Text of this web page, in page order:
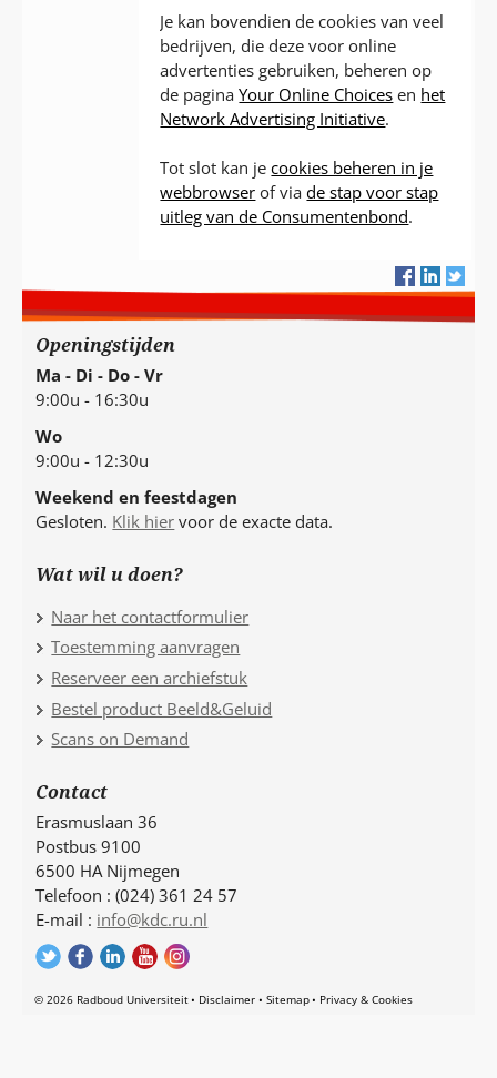
Je kan bovendien de cookies van veel
bedrijven, die deze voor online
advertenties gebruiken, beheren op
de paginaYour Online Choices en het
Network Advertising Initiative.
Tot slot kan jecookies beheren in je
webbrowser of viade stap voor stap
uitleg van de Consumentenbond.
Openingstijden
Ma - Di - Do - Vr
9:00u - 16:30u
Wo
9:00u - 12:30u
Weekend en feestdagen
Gesloten. Klik hier voor de exacte data.
Wat wil u doen?
Naar het contactformulier
Toestemming aanvragen
Reserveer een archiefstuk
Bestel product Beeld&Geluid
Scans on Demand
Contact
Erasmuslaan 36
Postbus 9100
6500 HA Nijmegen
Telefoon : (024) 361 24 57
E-mail : info@kdc.ru.nl
© 2026 Radboud Universiteit Disclaimer Sitemap Privacy & Cookies